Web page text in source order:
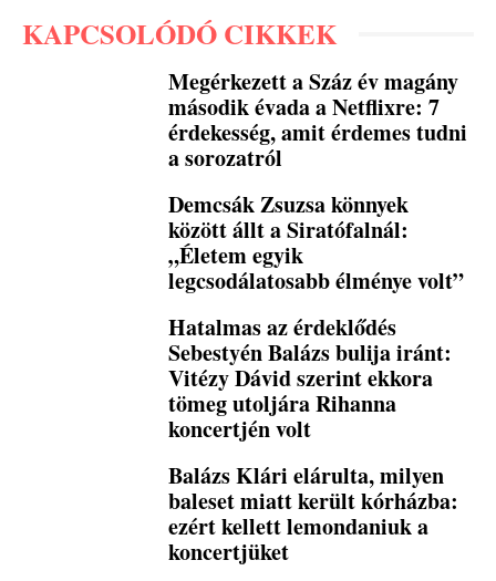
KAPCSOLÓDÓ CIKKEK
Megérkezett a Száz év magány
második évada a Netflixre: 7
érdekesség, amit érdemes tudni
a sorozatról
Demcsák Zsuzsa könnyek
között állt a Siratófalnál:
„Életem egyik
legcsodálatosabb élménye volt”
Hatalmas az érdeklődés
Sebestyén Balázs bulija iránt:
Vitézy Dávid szerint ekkora
tömeg utoljára Rihanna
koncertjén volt
Balázs Klári elárulta, milyen
baleset miatt került kórházba:
ezért kellett lemondaniuk a
koncertjüket